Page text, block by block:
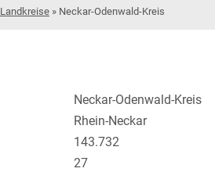
Landkreise » Neckar-Odenwald-Kreis
Neckar-Odenwald-Kreis
Rhein-Neckar
143.732
27